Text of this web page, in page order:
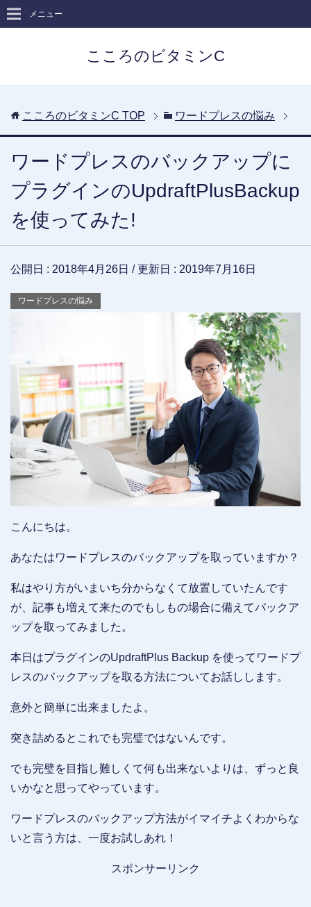
こころのビタミンC
メニュー
こころのビタミンC TOP ワードプレスの悩み
ワードプレスのバックアップに
プラグインのUpdraftPlusBackup
を使ってみた!
公開日 : 2018年4月26日 / 更新日 : 2019年7月16日
ワードプレスの悩み
こんにちは。
あなたはワードプレスのバックアップを取っていますか？
私はやり方がいまいち分からなくて放置していたんです
が、記事も増えて来たのでもしもの場合に備えてバックア
ップを取ってみました。
本日はプラグインのUpdraftPlus Backup を使ってワードプ
レスのバックアップを取る方法についてお話しします。
意外と簡単に出来ましたよ。
突き詰めるとこれでも完璧ではないんです。
でも完璧を目指し難しくて何も出来ないよりは、ずっと良
いかなと思ってやっています。
ワードプレスのバックアップ方法がイマイチよくわからな
いと言う方は、一度お試しあれ！
スポンサーリンク